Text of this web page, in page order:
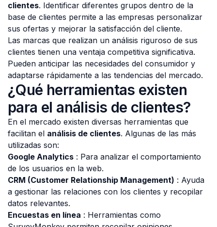
clientes. Identificar diferentes grupos dentro de la
base de clientes permite a las empresas personalizar
sus ofertas y mejorar la satisfacción del cliente.
Las marcas que realizan un análisis riguroso de sus
clientes tienen una ventaja competitiva significativa.
Pueden anticipar las necesidades del consumidor y
adaptarse rápidamente a las tendencias del mercado.
¿Qué herramientas existen
para el análisis de clientes?
En el mercado existen diversas herramientas que
facilitan el análisis de clientes. Algunas de las más
utilizadas son:
Google Analytics : Para analizar el comportamiento
de los usuarios en la web.
CRM (Customer Relationship Management) : Ayuda
a gestionar las relaciones con los clientes y recopilar
datos relevantes.
Encuestas en línea : Herramientas como